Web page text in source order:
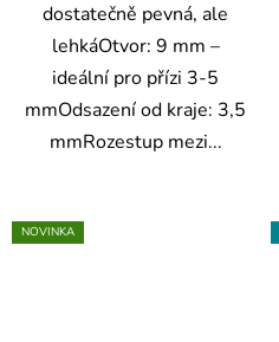
dostatečně pevná, ale
lehkáOtvor: 9 mm –
ideální pro přízi 3-5
mmOdsazení od kraje: 3,5
mmRozestup mezi...
NOVINKA